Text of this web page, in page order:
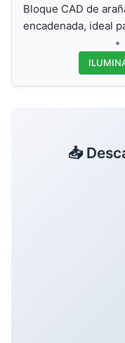
Bloque CAD de
encadenada, ideal
📥